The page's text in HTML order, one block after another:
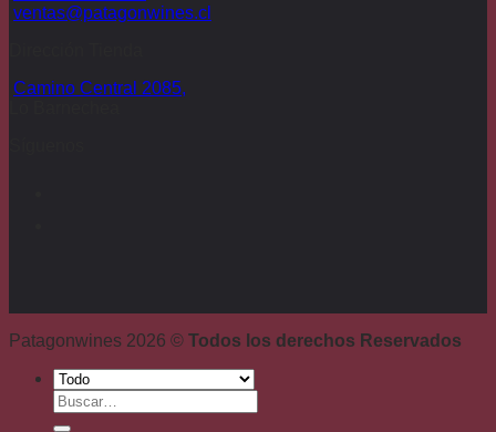
ventas@patagonwines.cl
Camino Central 2085,
Patagonwines 2026 © Todos los derechos Reservados
Buscar
por: